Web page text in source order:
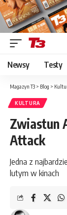
Newsy Testy
Magazyn T3 > Blog >
KULTURA
Zwiastun
Attack
Jedna z
lutym w kinach